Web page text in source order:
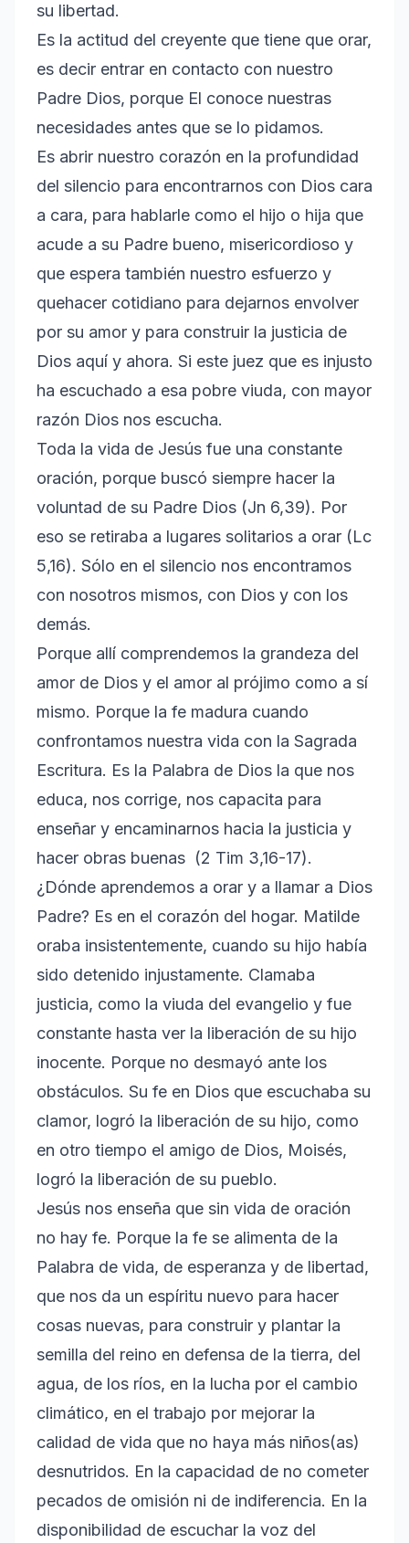
su libertad.
Es la actitud del creyente que tiene que orar,
es decir entrar en contacto con nuestro
Padre Dios, porque El conoce nuestras
necesidades antes que se lo pidamos.
Es abrir nuestro corazón en la profundidad
del silencio para encontrarnos con Dios cara
a cara, para hablarle como el hijo o hija que
acude a su Padre bueno, misericordioso y
que espera también nuestro esfuerzo y
quehacer cotidiano para dejarnos envolver
por su amor y para construir la justicia de
Dios aquí y ahora. Si este juez que es injusto
ha escuchado a esa pobre viuda, con mayor
razón Dios nos escucha.
Toda la vida de Jesús fue una constante
oración, porque buscó siempre hacer la
voluntad de su Padre Dios (Jn 6,39). Por
eso se retiraba a lugares solitarios a orar (Lc
5,16). Sólo en el silencio nos encontramos
con nosotros mismos, con Dios y con los
demás.
Porque allí comprendemos la grandeza del
amor de Dios y el amor al prójimo como a sí
mismo. Porque la fe madura cuando
confrontamos nuestra vida con la Sagrada
Escritura. Es la Palabra de Dios la que nos
educa, nos corrige, nos capacita para
enseñar y encaminarnos hacia la justicia y
hacer obras buenas (2 Tim 3,16-17).
¿Dónde aprendemos a orar y a llamar a Dios
Padre? Es en el corazón del hogar. Matilde
oraba insistentemente, cuando su hijo había
sido detenido injustamente. Clamaba
justicia, como la viuda del evangelio y fue
constante hasta ver la liberación de su hijo
inocente. Porque no desmayó ante los
obstáculos. Su fe en Dios que escuchaba su
clamor, logró la liberación de su hijo, como
en otro tiempo el amigo de Dios, Moisés,
logró la liberación de su pueblo.
Jesús nos enseña que sin vida de oración
no hay fe. Porque la fe se alimenta de la
Palabra de vida, de esperanza y de libertad,
que nos da un espíritu nuevo para hacer
cosas nuevas, para construir y plantar la
semilla del reino en defensa de la tierra, del
agua, de los ríos, en la lucha por el cambio
climático, en el trabajo por mejorar la
calidad de vida que no haya más niños(as)
desnutridos. En la capacidad de no cometer
pecados de omisión ni de indiferencia. En la
disponibilidad de escuchar la voz del